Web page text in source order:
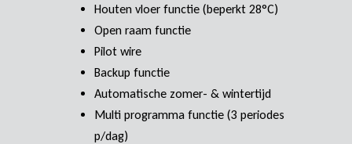
Houten vloer functie (beperkt 28°C)
Open raam functie
Pilot wire
Backup functie
Automatische zomer- & wintertijd
Multi programma functie (3 periodes
p/dag)